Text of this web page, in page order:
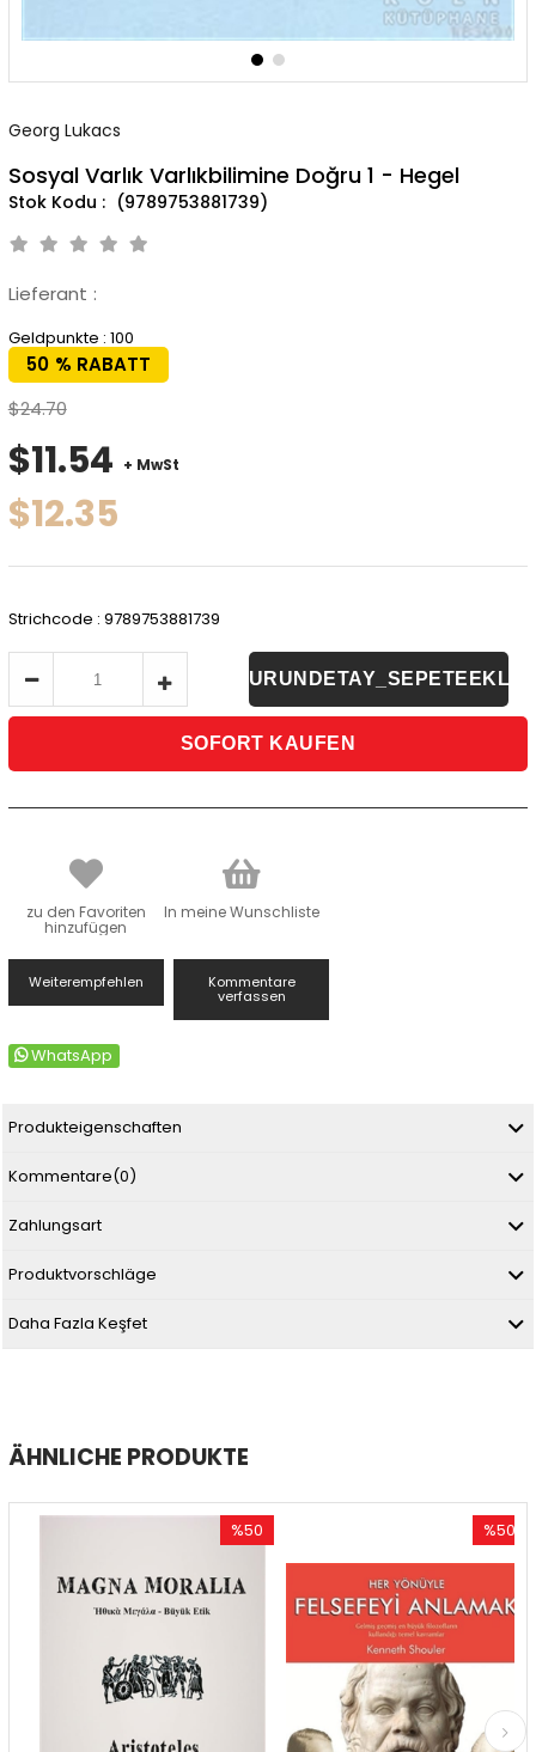
Georg Lukacs
Sosyal Varlık Varlıkbilimine Doğru 1 - Hegel
(9789753881739)
Lieferant :
Geldpunkte : 100
%
50
RABATT
$24.70
$11.54 + MwSt
$12.35
Strichcode : 9789753881739
zu den Favoriten
hinzufügen
In meine Wunschliste
Weiterempfehlen Kommentare
verfassen
WhatsApp
Produkteigenschaften
Kommentare(0)
Zahlungsart
Produktvorschläge
Daha Fazla Keşfet
ÄHNLICHE PRODUKTE
%50
%50Rabatt
%50
Rabatt